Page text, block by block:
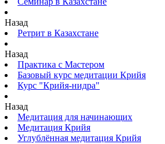
Назад
Ретрит в Казахстане
Назад
Практика с Мастером
Базовый курс медитации Крийя
Курс "Крийя-нидра"
Назад
Медитация для начинающих
Медитация Крийя
Углублённая медитация Крийя